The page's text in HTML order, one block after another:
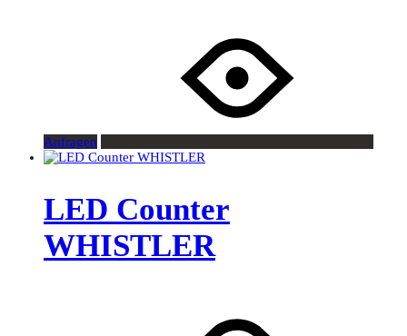
Anfragen
LED Counter
WHISTLER